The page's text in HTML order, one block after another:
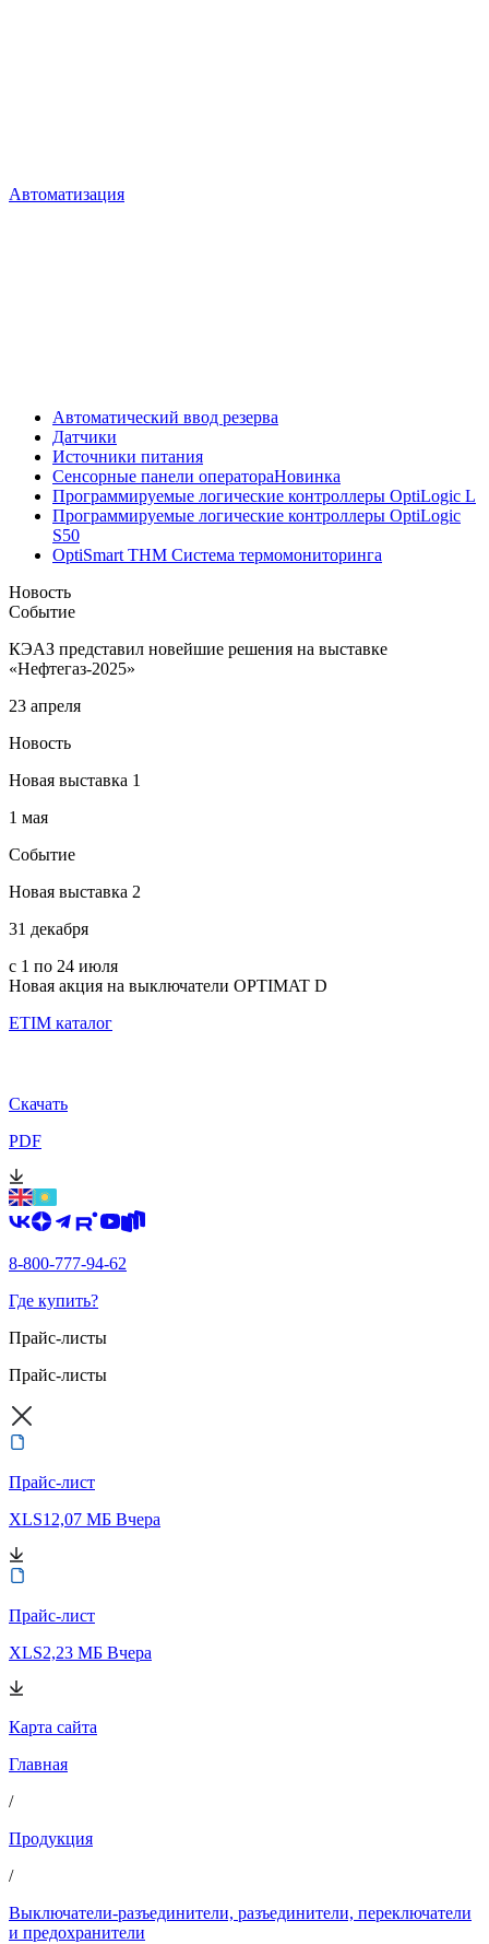
Автоматизация
Автоматический ввод резерва
Датчики
Источники питания
Сенсорные панели оператораНовинка
Программируемые логические контроллеры OptiLogic L
Программируемые логические контроллеры OptiLogic
S50
OptiSmart THM Система термомониторинга
Новость
Событие
КЭАЗ представил новейшие решения на выставке
«Нефтегаз-2025»
23 апреля
Новость
Новая выставка 1
1 мая
Событие
Новая выставка 2
31 декабря
с 1 по 24 июля
Новая акция на выключатели OPTIMAT D
ETIM каталог
Скачать
PDF
8-800-777-94-62
Где купить?
Прайс-листы
Прайс-листы
Прайс-лист
XLS12,07 МБ Вчера
Прайс-лист
XLS2,23 МБ Вчера
Карта сайта
Главная
/
Продукция
/
Выключатели-разъединители, разъединители, переключатели
и предохранители